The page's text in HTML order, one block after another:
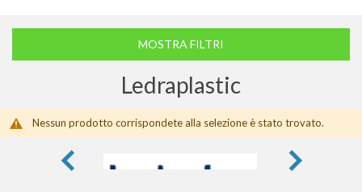
Ledraplastic
Nessun prodotto corrispondete alla selezione è stato trovato.
MOSTRA FILTRI